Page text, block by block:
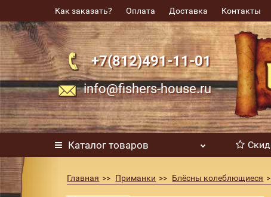
Как заказать? Оплата Доставка Контакты
+7(812)491-11-01
info@fishers-house.ru
Каталог товаров
Главная Приманки Блёсны колеблющиеся